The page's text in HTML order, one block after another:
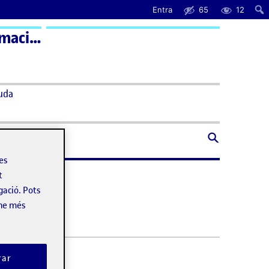
Entra 65 12
Arquitectura de la informació – Aula 1 | Arquitectura de la Información – Aula 1
Pots
més